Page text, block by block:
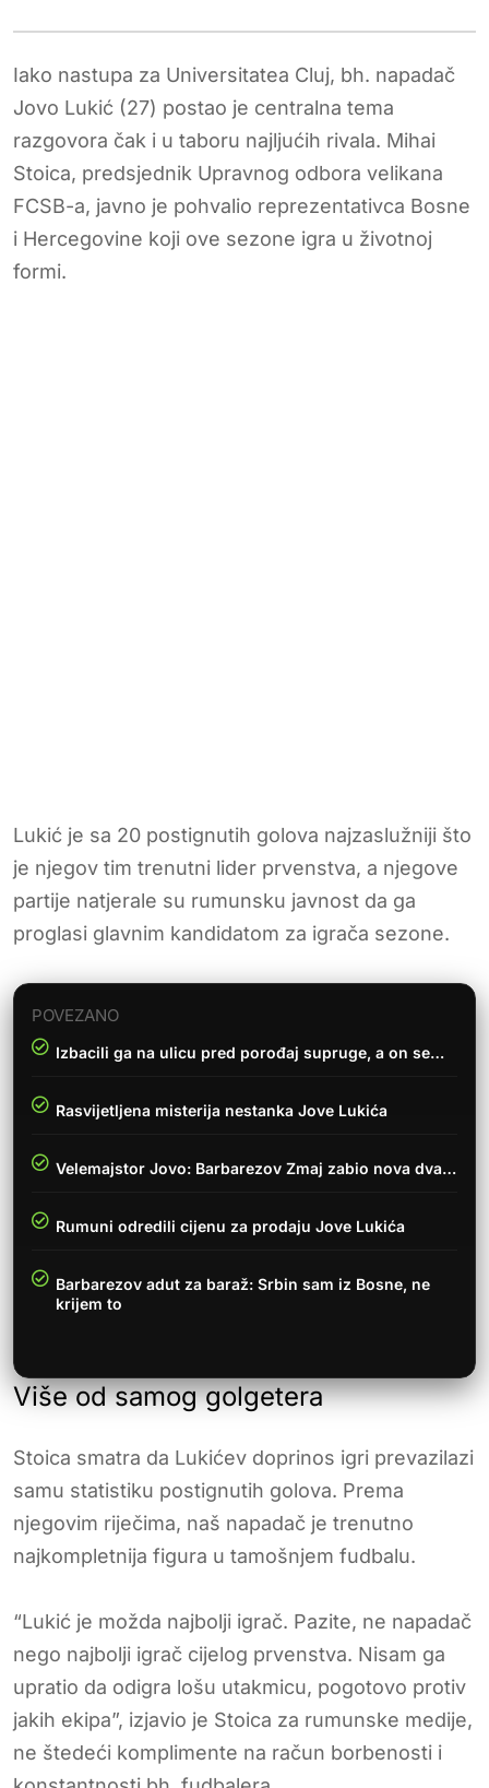
Iako nastupa za Universitatea Cluj, bh. napadač
Jovo Lukić (27) postao je centralna tema
razgovora čak i u taboru najljućih rivala. Mihai
Stoica, predsjednik Upravnog odbora velikana
FCSB-a, javno je pohvalio reprezentativca Bosne
i Hercegovine koji ove sezone igra u životnoj
formi.
Lukić je sa 20 postignutih golova najzaslužniji što
je njegov tim trenutni lider prvenstva, a njegove
partije natjerale su rumunsku javnost da ga
proglasi glavnim kandidatom za igrača sezone.
POVEZANO
Izbacili ga na ulicu pred porođaj supruge, a on se…
Rasvijetljena misterija nestanka Jove Lukića
Velemajstor Jovo: Barbarezov Zmaj zabio nova dva…
Rumuni odredili cijenu za prodaju Jove Lukića
Barbarezov adut za baraž: Srbin sam iz Bosne, ne
krijem to
Više od samog golgetera
Stoica smatra da Lukićev doprinos igri prevazilazi
samu statistiku postignutih golova. Prema
njegovim riječima, naš napadač je trenutno
najkompletnija figura u tamošnjem fudbalu.
“Lukić je možda najbolji igrač. Pazite, ne napadač
nego najbolji igrač cijelog prvenstva. Nisam ga
upratio da odigra lošu utakmicu, pogotovo protiv
jakih ekipa”, izjavio je Stoica za rumunske medije,
ne štedeći komplimente na račun borbenosti i